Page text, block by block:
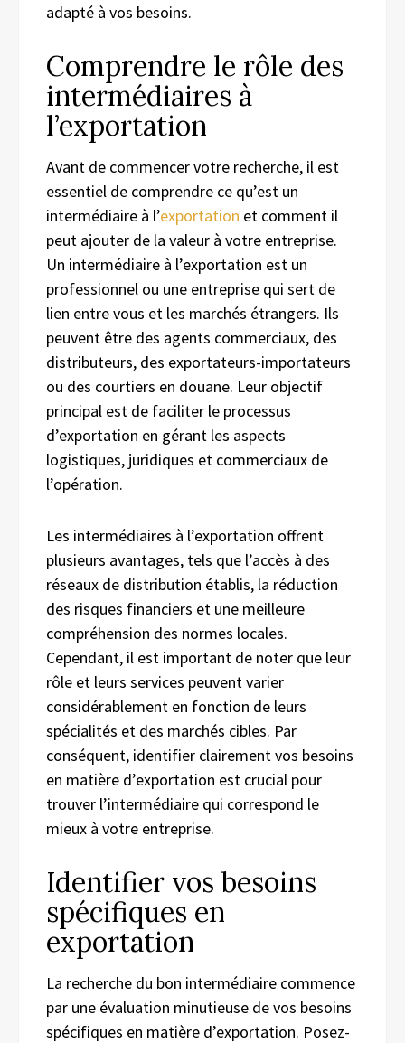
adapté à vos besoins.
Comprendre le rôle des
intermédiaires à
l’exportation
Avant de commencer votre recherche, il est
essentiel de comprendre ce qu’est un
intermédiaire à l’exportation et comment il
peut ajouter de la valeur à votre entreprise.
Un intermédiaire à l’exportation est un
professionnel ou une entreprise qui sert de
lien entre vous et les marchés étrangers. Ils
peuvent être des agents commerciaux, des
distributeurs, des exportateurs-importateurs
ou des courtiers en douane. Leur objectif
principal est de faciliter le processus
d’exportation en gérant les aspects
logistiques, juridiques et commerciaux de
l’opération.
Les intermédiaires à l’exportation offrent
plusieurs avantages, tels que l’accès à des
réseaux de distribution établis, la réduction
des risques financiers et une meilleure
compréhension des normes locales.
Cependant, il est important de noter que leur
rôle et leurs services peuvent varier
considérablement en fonction de leurs
spécialités et des marchés cibles. Par
conséquent, identifier clairement vos besoins
en matière d’exportation est crucial pour
trouver l’intermédiaire qui correspond le
mieux à votre entreprise.
Identifier vos besoins
spécifiques en
exportation
La recherche du bon intermédiaire commence
par une évaluation minutieuse de vos besoins
spécifiques en matière d’exportation. Posez-